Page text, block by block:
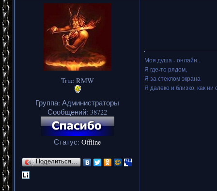
True RMW
Группа: Администраторы
Сообщений: 38722
Статус: Offline
Поделиться…
Моя душа - онлайн..
Я где-то рядом,
Я за стеклом экрана
Я далеко и близко, как ни